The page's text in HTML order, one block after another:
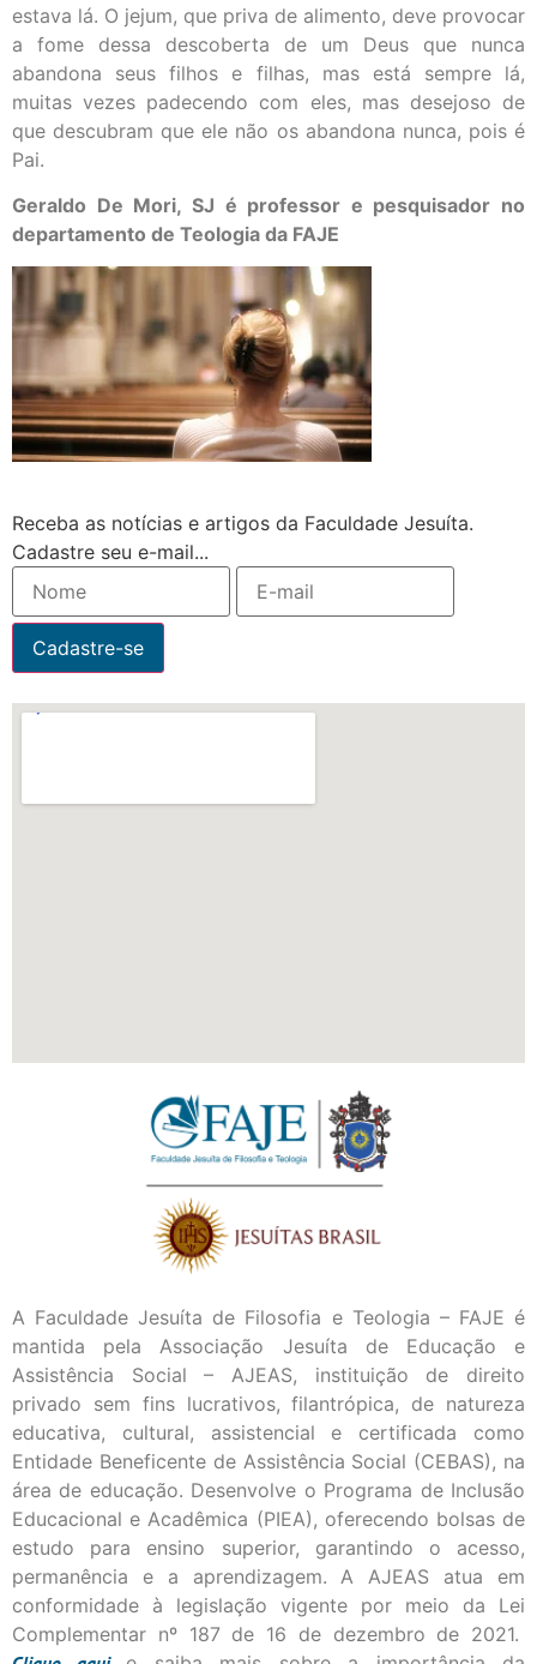
estava lá. O jejum, que priva de alimento, deve provocar
a fome dessa descoberta de um Deus que nunca
abandona seus filhos e filhas, mas está sempre lá,
muitas vezes padecendo com eles, mas desejoso de
que descubram que ele não os abandona nunca, pois é
Pai.
Geraldo De Mori, SJ é professor e pesquisador no
departamento de Teologia da FAJE
Receba as notícias e artigos da Faculdade Jesuíta.
Cadastre seu e-mail...
A Faculdade Jesuíta de Filosofia e Teologia – FAJE é
mantida pela Associação Jesuíta de Educação e
Assistência Social – AJEAS, instituição de direito
privado sem fins lucrativos, filantrópica, de natureza
educativa, cultural, assistencial e certificada como
Entidade Beneficente de Assistência Social (CEBAS), na
área de educação. Desenvolve o Programa de Inclusão
Educacional e Acadêmica (PIEA), oferecendo bolsas de
estudo para ensino superior, garantindo o acesso,
permanência e a aprendizagem. A AJEAS atua em
conformidade à legislação vigente por meio da Lei
Complementar nº 187 de 16 de dezembro de 2021.